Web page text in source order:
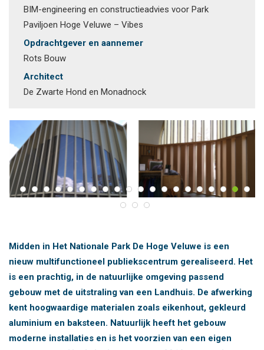
BIM-engineering en constructieadvies voor Park
Paviljoen Hoge Veluwe – Vibes
Opdrachtgever en aannemer
Rots Bouw
Architect
De Zwarte Hond en Monadnock
Midden in Het Nationale Park De Hoge Veluwe is een
nieuw multifunctioneel publiekscentrum gerealiseerd. Het
is een prachtig, in de natuurlijke omgeving passend
gebouw met de uitstraling van een Landhuis. De afwerking
kent hoogwaardige materialen zoals eikenhout, gekleurd
aluminium en baksteen. Natuurlijk heeft het gebouw
moderne installaties en is het voorzien van een eigen